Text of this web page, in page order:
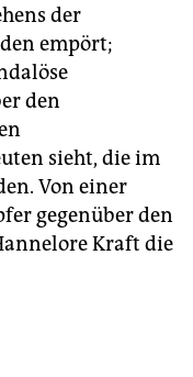
der
empört;
den
sieht, die im
Von einer
gegenüber den
Kraft die